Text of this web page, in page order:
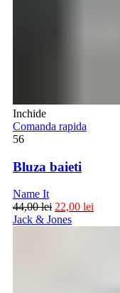
Inchide
Comanda rapida
56
Bluza baieti
Name It
44,00lei 22,00 lei
Jack & Jones